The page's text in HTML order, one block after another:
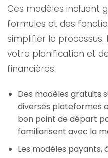
Ces modèles incluent
formules et des
simplifier le
votre planification et
financières.
Des modèles gratuits
diverses plateformes
bon point de départ
familiarisent avec la
Les modèles payants,